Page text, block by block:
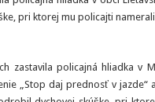
pri ktorej mu policajti
zastavila policajná hliadka v
„Stop daj prednosť v jazde“